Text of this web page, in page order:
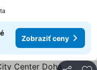
Zobraziť ceny